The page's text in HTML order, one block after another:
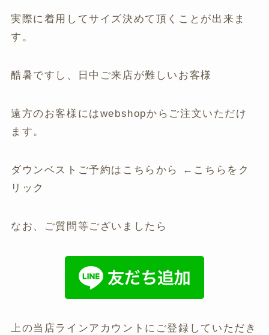
実際に着用してサイズ決めて頂くことが出来ま
す。
酷暑ですし、日中ご来店が難しいお客様
遠方のお客様にはwebshopからご注文いただけ
ます。
ダウンベストご予約はこちらから
←こちらをク
リック
なお、ご質問等ございましたら
上の当店ラインアカウントにご登録していただき